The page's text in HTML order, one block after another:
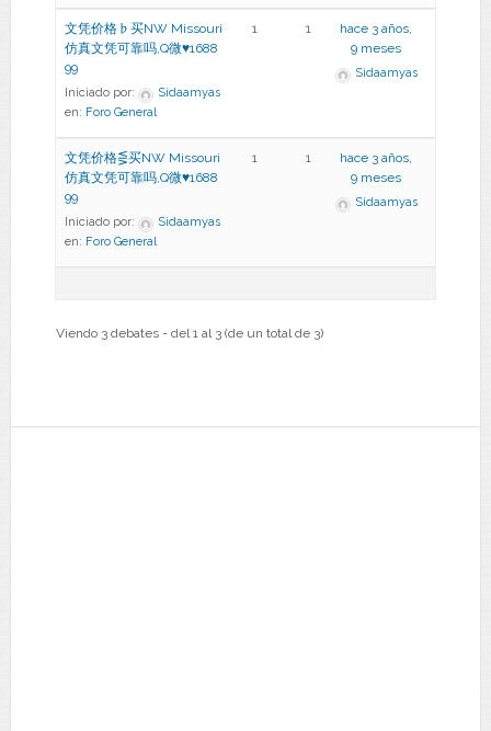
文凭价格♭买NW Missouri
仿真文凭可靠吗,Q微♥1688
99
Iniciado por:
Sidaamyas
en: Foro General
1 1
hace 3 años,
9 meses
Sidaamyas
文凭价格⋚买NW Missouri
仿真文凭可靠吗,Q微♥1688
99
Iniciado por:
Sidaamyas
en: Foro General
1 1
hace 3 años,
9 meses
Sidaamyas
Viendo 3 debates - del 1 al 3 (de un total de 3)